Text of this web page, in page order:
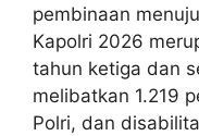
pembinaan
Kapolri 2026
tahun ketiga dan
melibatkan 1.219
Polri, dan